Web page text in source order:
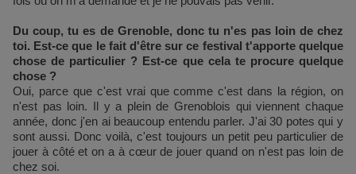
Du coup, tu es de Grenoble, donc tu n'es pas loin de chez
toi. Est-ce que le fait d'être sur ce festival t'apporte quelque
chose de particulier ? Est-ce que cela te procure quelque
chose ?
Oui, parce que c'est vrai que comme c'est dans la région, on
n'est pas loin. Il y a plein de Grenoblois qui viennent chaque
année, donc j'en ai beaucoup entendu parler. J'ai 30 potes qui y
sont aussi. Donc voilà, c'est toujours un petit peu particulier de
jouer à côté et on a à cœur de jouer quand on n'est pas loin de
chez soi.